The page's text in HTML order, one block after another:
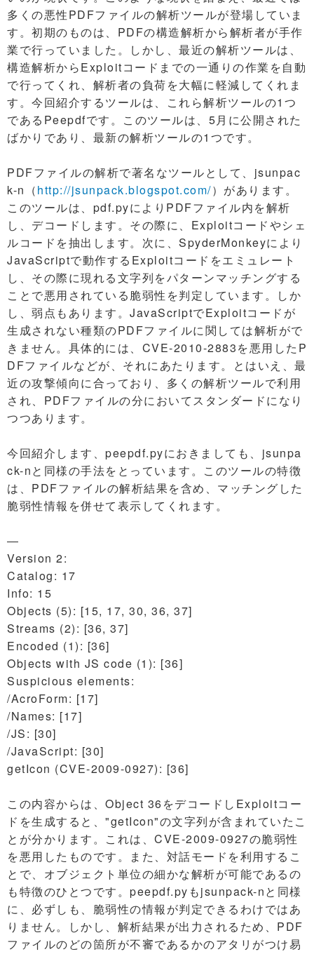
多くの悪性PDFファイルの解析ツールが登場していま
す。初期のものは、PDFの構造解析から解析者が手作
業で行っていました。しかし、最近の解析ツールは、
構造解析からExploitコードまでの一通りの作業を自動
で行ってくれ、解析者の負荷を大幅に軽減してくれま
す。今回紹介するツールは、これら解析ツールの1つ
であるPeepdfです。このツールは、5月に公開された
ばかりであり、最新の解析ツールの1つです。
PDFファイルの解析で著名なツールとして、jsunpac
k-n（http://jsunpack.blogspot.com/）があります。
このツールは、pdf.pyによりPDFファイル内を解析
し、デコードします。その際に、Exploitコードやシェ
ルコードを抽出します。次に、SpyderMonkeyにより
JavaScriptで動作するExploitコードをエミュレート
し、その際に現れる文字列をパターンマッチングする
ことで悪用されている脆弱性を判定しています。しか
し、弱点もあります。JavaScriptでExploitコードが
生成されない種類のPDFファイルに関しては解析がで
きません。具体的には、CVE-2010-2883を悪用したP
DFファイルなどが、それにあたります。とはいえ、最
近の攻撃傾向に合っており、多くの解析ツールで利用
され、PDFファイルの分においてスタンダードになり
つつあります。
今回紹介します、peepdf.pyにおきましても、jsunpa
ck-nと同様の手法をとっています。このツールの特徴
は、PDFファイルの解析結果を含め、マッチングした
脆弱性情報を併せて表示してくれます。
―
Version 2:
Catalog: 17
Info: 15
Objects (5): [15, 17, 30, 36, 37]
Streams (2): [36, 37]
Encoded (1): [36]
Objects with JS code (1): [36]
Suspicious elements:
/AcroForm: [17]
/Names: [17]
/JS: [30]
/JavaScript: [30]
getIcon (CVE-2009-0927): [36]
この内容からは、Object 36をデコードしExploitコー
ドを生成すると、"getIcon"の文字列が含まれていたこ
とが分かります。これは、CVE-2009-0927の脆弱性
を悪用したものです。また、対話モードを利用するこ
とで、オブジェクト単位の細かな解析が可能であるの
も特徴のひとつです。peepdf.pyもjsunpack-nと同様
に、必ずしも、脆弱性の情報が判定できるわけではあ
りません。しかし、解析結果が出力されるため、PDF
ファイルのどの箇所が不審であるかのアタリがつけ易